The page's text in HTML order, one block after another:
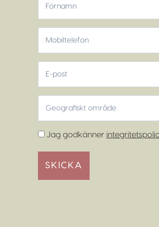
Förnamn
post
område
*
Samtycke
Jag godkänner